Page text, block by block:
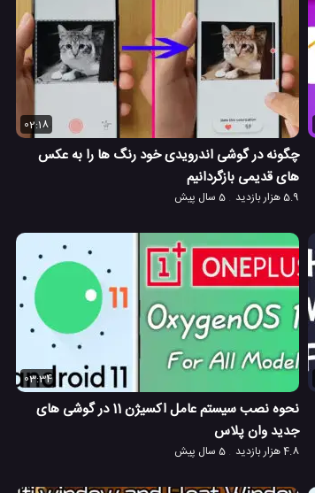
02:18
چگونه در گوشی اندرویدی خود رنگ ها را به عکس
های قدیمی بازگردانیم
5.9 هزار بازدید 5 سال پیش
03:34
نحوه نصب سیستم عامل اکسیژن 11 در گوشی های
جدید وان پلاس
4.8 هزار بازدید 5 سال پیش